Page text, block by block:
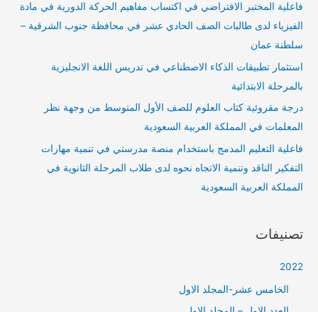
فاعلية المختبر الافتراضي في اكتساب مفاهيم الحركة الدورية في مادة
الفيزياء لدى طالبات الصف الحادي عشر في محافظة جنوب الشرقية –
سلطنة عمان
استثمار تطبيقات الذكاء الاصطناعي في تدريس اللغة الانجليزية
بالمرحلة الابتدائية
درجة مقروئية كتاب العلوم للصف الأول المتوسط من وجهة نظر
المعلمات في المملكة العربية السعودية
فاعلية التعليم المدمج باستخدام منصة مدرستي في تنمية مهارات
التفكير الناقد وتنمية الاتجاه نحوه لدى طلاب المرحلة الثانوية في
المملكة العربية السعودية
تصنيفات
2022
الخامس عشر-المجلد الاول